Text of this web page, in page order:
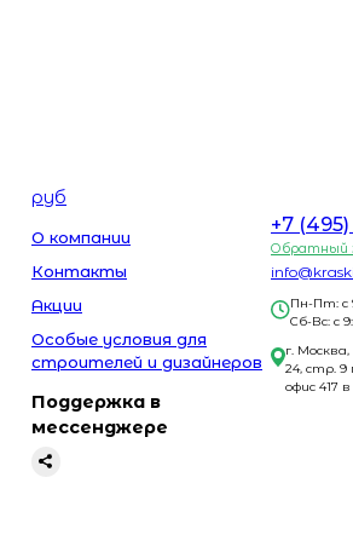
руб
О компании
Контакты
Акции
Особые условия для
строителей и дизайнеров
Поддержка в
мессенджере
+7
Обратный
Пн-Пт: с
Сб-Вс: с
г.
24, стр.
офис 417 в